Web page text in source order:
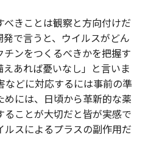
べきことは観察と方向付けだ
で言うと、ウイルスがどん
ンをつくるべきかを把握す
あれば憂いなし」と言いま
などに対応するには事前の準
には、日頃から革新的な薬
ことが大切だと皆が実感で
スによるプラスの副作用だ